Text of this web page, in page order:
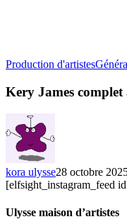
Production d'artistes
Kery James
kora ulysse28 octobre
[elfsight_instagram_feed
Ulysse maison d’artistes